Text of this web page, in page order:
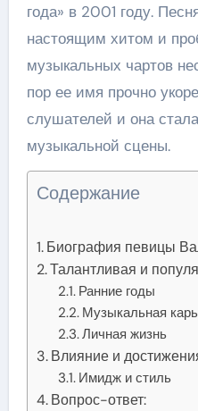
года» в 2001 году.
настоящим хитом и
музыкальных чартов
пор ее имя прочно
слушателей и она
музыкальной сцены.
Содержание
Биография певицы
Талантливая и
Ранние годы
Музыкальная
Личная жизнь
Влияние и
Имидж и стиль
Вопрос-ответ: